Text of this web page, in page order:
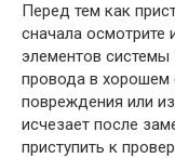
Перед тем как
сначала осмотрите
элементов системы
провода в хорошем
повреждения или
исчезает после
приступить к